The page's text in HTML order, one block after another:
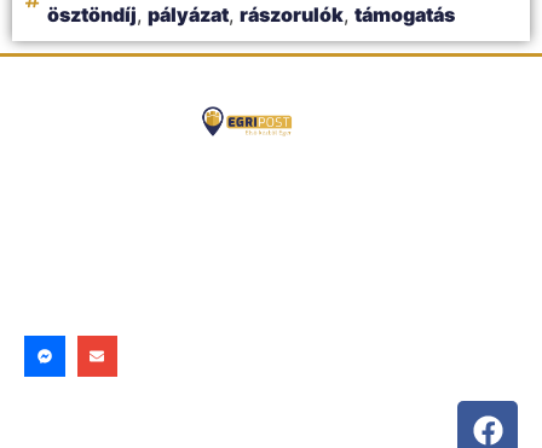
ösztöndíj, pályázat, rászorulók, támogatás